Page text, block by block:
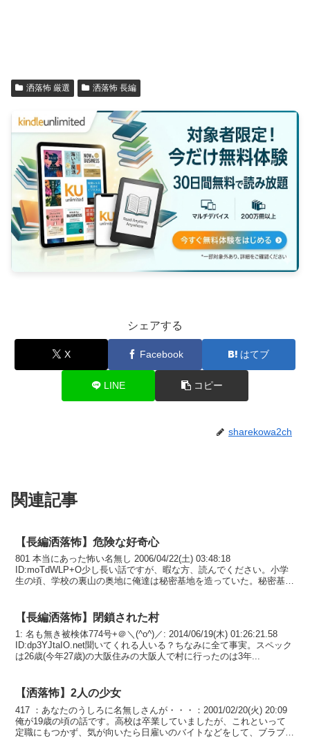
洒落怖 厳選 洒落怖 長編
シェアする
X Facebook はてブ
LINE コピー
sharekowa2ch
関連記事
【長編洒落怖】危険な好奇心
801 本当にあった怖い名無し 2006/04/22(土) 03:48:18
ID:moTdWLP+O少し長い話ですが、暇な方、読んでください。小学
生の頃、学校の裏山の奥地に俺達は秘密基地を造っていた。秘密基地
【長編洒落怖】閉鎖された村
1: 名も無き被検体774号+＠＼(^o^)／: 2014/06/19(木) 01:26:21.58
ID:dp3YJtaIO.net聞いてくれる人いる？ちなみに全て事実。スペック
は26歳(今年27歳)の大阪住みの大阪人で村に行ったのは3年...
【洒落怖】2人の少女
417 ：あなたのうしろに名無しさんが・・・：2001/02/20(火) 20:09
俺が19歳の頃の話です。高校は卒業していましたが、これといって
定職にもつかず、気が向いたら日雇いのバイトなどをして、ブラブラ